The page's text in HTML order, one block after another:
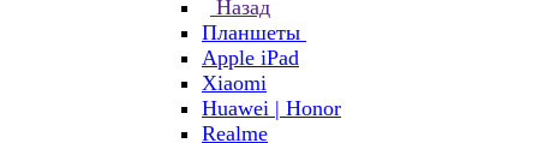
Назад
Планшеты
Apple iPad
Xiaomi
Huawei | Honor
Realme